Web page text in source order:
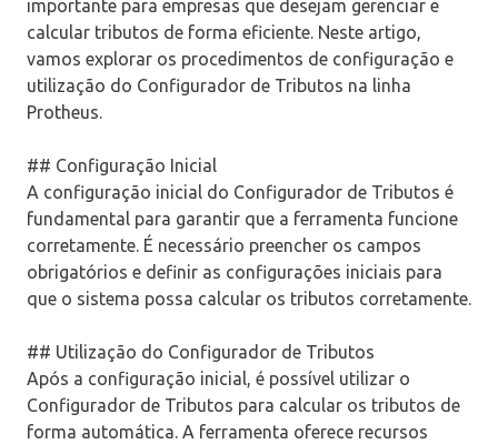
importante para empresas que desejam gerenciar e
calcular tributos de forma eficiente. Neste artigo,
vamos explorar os procedimentos de configuração e
utilização do Configurador de Tributos na linha
Protheus.
## Configuração Inicial
A configuração inicial do Configurador de Tributos é
fundamental para garantir que a ferramenta funcione
corretamente. É necessário preencher os campos
obrigatórios e definir as configurações iniciais para
que o sistema possa calcular os tributos corretamente.
## Utilização do Configurador de Tributos
Após a configuração inicial, é possível utilizar o
Configurador de Tributos para calcular os tributos de
forma automática. A ferramenta oferece recursos